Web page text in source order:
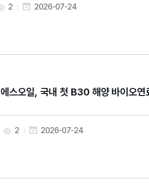
2 2026-07-24
에스오일, 국내 첫 B30 해양 바이오연
2 2026-07-24